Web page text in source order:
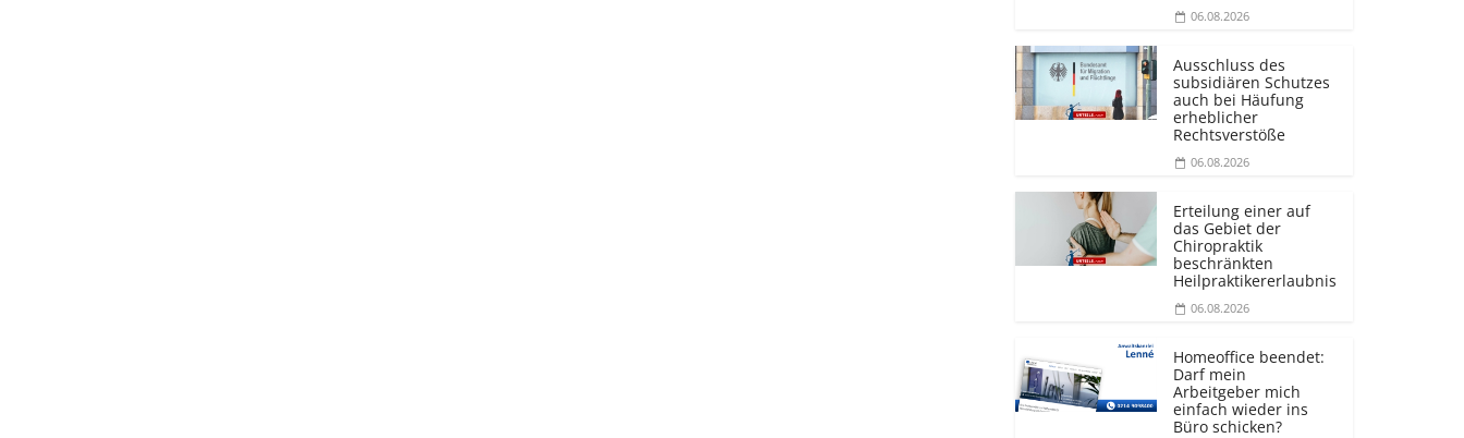
06.08.2026
Ausschluss des
subsidiären Schutzes
auch bei Häufung
erheblicher
Rechtsverstöße
06.08.2026
Erteilung einer auf
das Gebiet der
Chiropraktik
beschränkten
Heilprakti­kererlaubnis
06.08.2026
Homeoffice beendet:
Darf mein
Arbeitgeber mich
einfach wieder ins
Büro schicken?